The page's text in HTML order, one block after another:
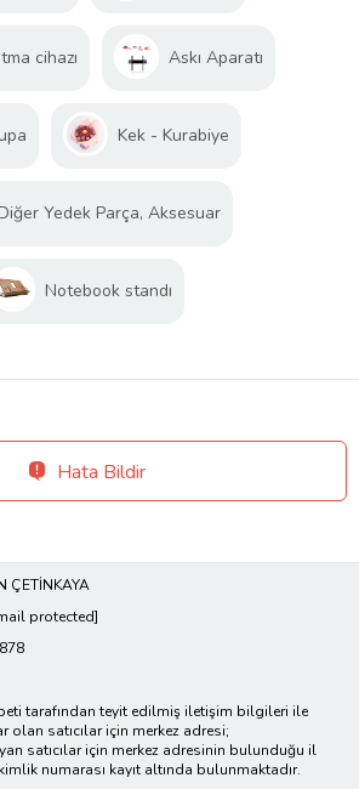
cihazı Askı Aparatı
Kek - Kurabiye
Yedek Parça, Aksesuar
Notebook standı
Hata Bildir
ÇETİNKAYA
protected]
tarafından teyit edilmiş iletişim bilgileri ile
olan satıcılar için merkez adresi;
satıcılar için merkez adresinin bulunduğu il
numarası kayıt altında bulunmaktadır.